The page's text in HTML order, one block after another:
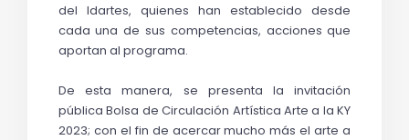
del Idartes, quienes han establecido desde
cada una de sus competencias, acciones que
aportan al programa.
De esta manera, se presenta la invitación
pública Bolsa de Circulación Artística Arte a la KY
2023; con el fin de acercar mucho más el arte a